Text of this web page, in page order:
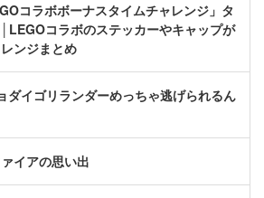
コラボボーナスタイムチャレンジ」タ
コラボのステッカーやキャップが
ンジまとめ
ダイゴリランダーめっちゃ逃げられるん
イアの思い出